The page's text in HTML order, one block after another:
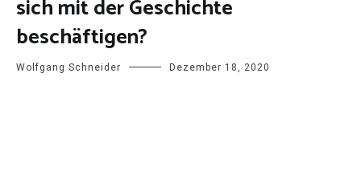
sich mit der Geschichte
beschäftigen?
Wolfgang Schneider Dezember 18, 2020